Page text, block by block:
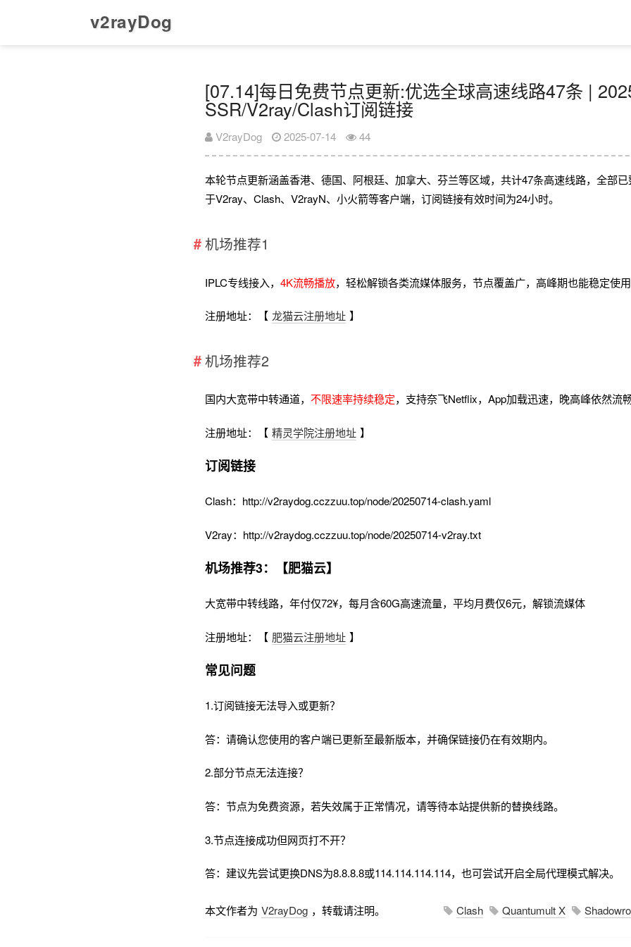
v2rayDog
[07.14]每日免费节点更新:优选全球高速线路47条 |
SSR/V2ray/Clash订阅链接
V2rayDog 2025-07-14 44
本轮节点更新涵盖香港、德国、阿根廷、加拿大、芬兰等区域，共计47条高速线路，全部
于V2ray、Clash、V2rayN、小火箭等客户端，订阅链接有效时间为24小时。
机场推荐1
IPLC专线接入，4K流畅播放，轻松解锁各类流媒体服务，节点覆盖广，高峰期也能稳定使
注册地址：【 龙猫云注册地址 】
机场推荐2
国内大宽带中转通道，不限速率持续稳定，支持奈飞Netflix，App加载迅速，晚高峰依然流
注册地址：【 精灵学院注册地址 】
订阅链接
Clash：http://v2raydog.cczzuu.top/node/20250714-clash.yaml
V2ray：http://v2raydog.cczzuu.top/node/20250714-v2ray.txt
机场推荐3：【肥猫云】
大宽带中转线路，年付仅72¥，每月含60G高速流量，平均月费仅6元，解锁流媒体
注册地址：【 肥猫云注册地址 】
常见问题
1.订阅链接无法导入或更新？
答：请确认您使用的客户端已更新至最新版本，并确保链接仍在有效期内。
2.部分节点无法连接？
答：节点为免费资源，若失效属于正常情况，请等待本站提供新的替换线路。
3.节点连接成功但网页打不开？
答：建议先尝试更换DNS为8.8.8.8或114.114.114.114，也可尝试开启全局代理模式解决。
本文作者为 V2rayDog ，转载请注明。 Clash Quantumult X